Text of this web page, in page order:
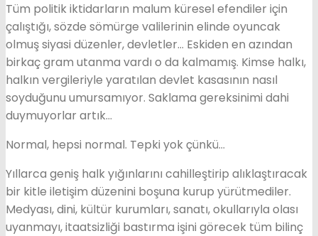
Tüm politik iktidarların malum küresel efendiler için
çalıştığı, sözde sömürge valilerinin elinde oyuncak
olmuş siyasi düzenler, devletler… Eskiden en azından
birkaç gram utanma vardı o da kalmamış. Kimse halkı,
halkın vergileriyle yaratılan devlet kasasının nasıl
soyduğunu umursamıyor. Saklama gereksinimi dahi
duymuyorlar artık…
Normal, hepsi normal. Tepki yok çünkü…
Yıllarca geniş halk yığınlarını cahilleştirip alıklaştıracak
bir kitle iletişim düzenini boşuna kurup yürütmediler.
Medyası, dini, kültür kurumları, sanatı, okullarıyla olası
uyanmayı, itaatsizliği bastırma işini görecek tüm bilinç